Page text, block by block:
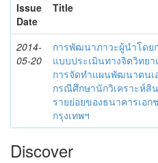
Issue
Date
Title
2014-
05-20
การพัฒนาภาวะผู้นำโดย
แบบประเมินทางจิตวิทยา
การจัดทำแผนพัฒนาตนเ
กรณีศึกษานักวิเคราะห์สิ
รายย่อยของธนาคารเอก
กรุงเทพฯ
Discover